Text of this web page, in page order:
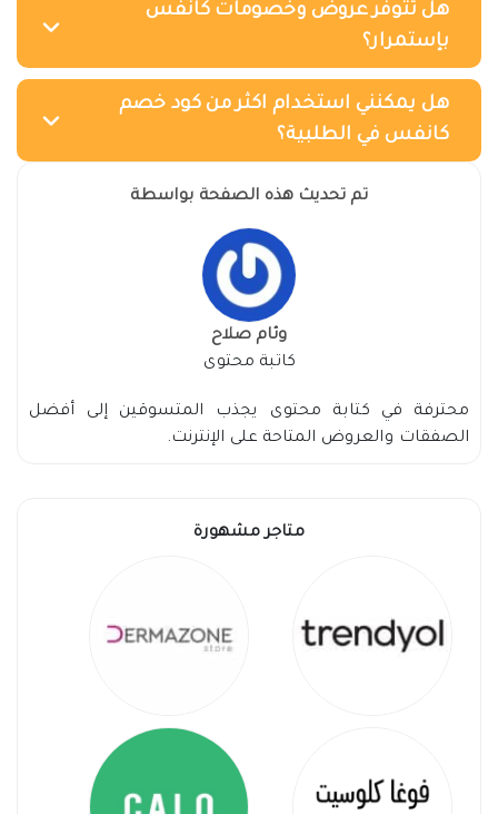
هل تتوفر عروض وخصومات كانفس
بإستمرار؟
هل يمكنني استخدام اكثر من كود خصم
كانفس في الطلبية؟
تم تحديث هذه الصفحة بواسطة
وئام صلاح
كاتبة محتوى
محترفة في كتابة محتوى يجذب المتسوقين إلى أفضل
الصفقات والعروض المتاحة على الإنترنت.
متاجر مشهورة